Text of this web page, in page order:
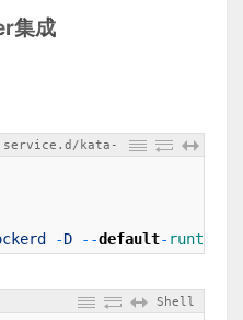
集成
kata-
-D --default- runtime
Shell